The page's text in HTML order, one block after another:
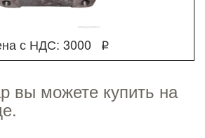
с НДС: 3000 q
вы можете купить на